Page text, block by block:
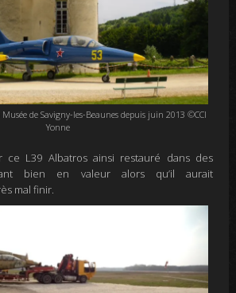
Musée de Savigny-les-Beaunes depuis juin 2013 ©CCI
Yonne
ce L39 Albatros ainsi restauré dans des
bien en valeur alors qu’il aurait
mal finir.